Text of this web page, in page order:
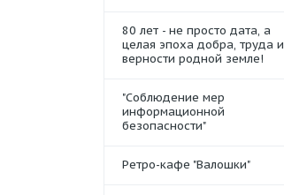
80 лет - не просто дата, а
целая эпоха добра, труда и
верности родной земле!
"Соблюдение мер
информационной
безопасности"
Ретро-кафе "Валошки"